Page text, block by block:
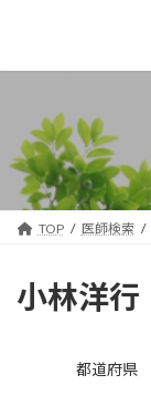
ン
キ
プ
ー
に
動
TOP 医師検索
小林洋行
都道府県